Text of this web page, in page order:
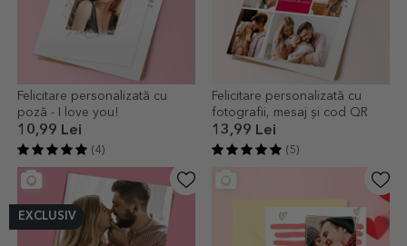
Felicitare personalizată cu
poză - I love you!
10,99 Lei
(4)
Felicitare personalizată cu
fotografii, mesaj și cod QR
13,99 Lei
(5)
EXCLUSIV